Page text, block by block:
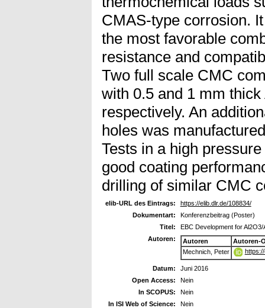
CMAS-type corrosion.
the most favorable
resistance and
Two full scale CMC
with 0.5 and 1 mm
respectively. An
holes was
Tests in a high
good coating
drilling of similar CMC
elib-URL des Eintrags:
https://elib.dlr.de/108834/
Dokumentart:
Konferenzbeitrag (Poster)
Titel:
EBC Development for
Autoren:
Autoren
Autoren-
Mechnich, Peter
Datum:
Juni 2016
Open Access:
Nein
In SCOPUS:
Nein
In ISI Web of Science:
Nein